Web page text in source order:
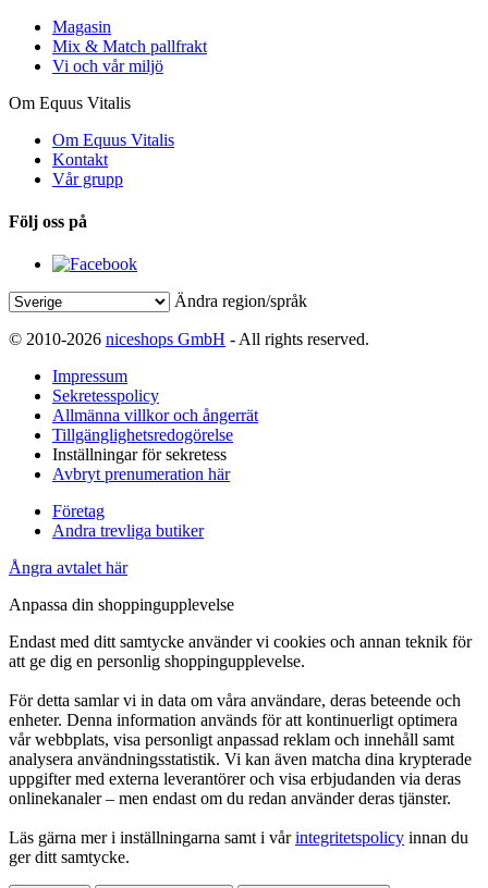
Magasin
Mix & Match pallfrakt
Vi och vår miljö
Om Equus Vitalis
Om Equus Vitalis
Kontakt
Vår grupp
Följ oss på
Ändra region/språk
© 2010-2026 niceshops GmbH - All rights reserved.
Impressum
Sekretesspolicy
Allmänna villkor och ångerrät
Tillgänglighetsredogörelse
Inställningar för sekretess
Avbryt prenumeration här
Företag
Andra trevliga butiker
Ångra avtalet här
Anpassa din shoppingupplevelse
Endast med ditt samtycke använder vi cookies och annan teknik för
att ge dig en personlig shoppingupplevelse.
För detta samlar vi in data om våra användare, deras beteende och
enheter. Denna information används för att kontinuerligt optimera
vår webbplats, visa personligt anpassad reklam och innehåll samt
analysera användningsstatistik. Vi kan även matcha dina krypterade
uppgifter med externa leverantörer och visa erbjudanden via deras
onlinekanaler – men endast om du redan använder deras tjänster.
Läs gärna mer i inställningarna samt i vårintegritetspolicy innan du
ger ditt samtycke.